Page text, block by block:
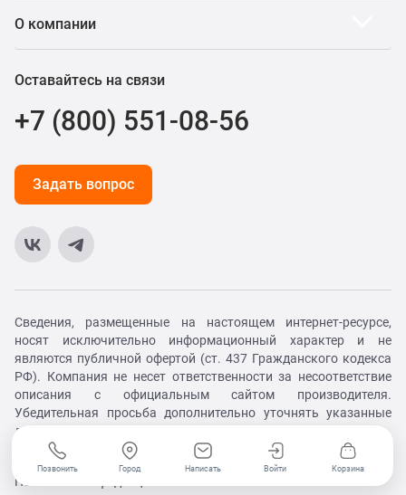
О компании
Оставайтесь на связи
+7 (800) 551-08-56
Задать вопрос
Сведения, размещенные на настоящем интернет-ресурсе,
носят исключительно информационный характер и не
являются публичной офертой (ст. 437 Гражданского кодекса
РФ). Компания не несет ответственности за несоответствие
описания с официальным сайтом производителя.
Убедительная просьба дополнительно уточнять указанные
данные по электронной почте или контактным телефонам.
© XiaomiExclusive. Все права защищены. 2026
Политика конфиденциальности
Позвонить Город Написать Войти Корзина